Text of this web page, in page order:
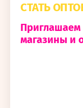
СТАТЬ
Приглашаем
магазины и